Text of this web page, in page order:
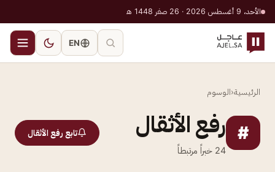
الأحد، 9 أغسطس 2026 · 26 صفر 1448 هـ
EN
الرئيسية‹الوسوم
# رفع الأثقال
24 خبراً مرتبطاً
تابع رفع الأثقال